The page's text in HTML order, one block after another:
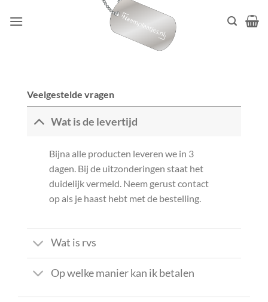
naar
Veelgestelde vragen
Wat is de levertijd
Bijna alle producten leveren we in 3
dagen. Bij de uitzonderingen staat het
duidelijk vermeld. Neem gerust contact
op als je haast hebt met de bestelling.
Wat is rvs
Op welke manier kan ik betalen